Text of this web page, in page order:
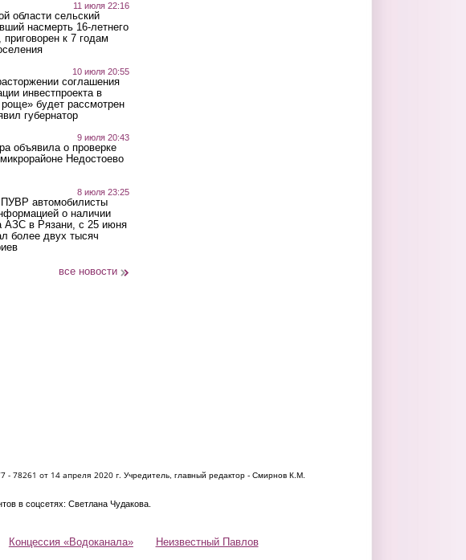
11 июля 22:16
области сельский
насмерть 16-летнего
приговорен к 7 годам
10 июля 20:55
соглашения
инвестпроекта в
роще» будет рассмотрен
губернатор
9 июля 20:43
объявила о проверке
Недостоево
8 июля 23:25
ПУВР автомобилисты
о наличии
АЗС в Рязани, с 25 июня
более двух тысяч
все новости
- 78261 от 14 апреля 2020 г. Учредитель, главный редактор - Смирнов К.М.
в соцсетях: Светлана Чудакова.
Концессия «Водоканала» Неизвестный Павлов